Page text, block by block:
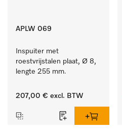
APLW 069
Inspuiter met
roestvrijstalen plaat, Ø 8,
lengte 255 mm.
207,00 € excl. BTW